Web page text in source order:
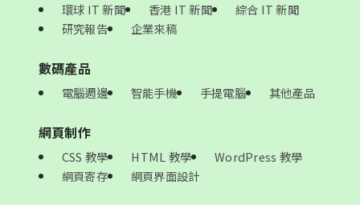
環球 IT 新聞 香港 IT 新聞
綜合 IT 新聞
研究報告
企業來稿
數碼產品
電腦週邊 智能手機 手提電腦 其他產品
網頁制作
CSS 教學 HTML 教學
WordPress 教學
網頁寄存
網頁界面設計